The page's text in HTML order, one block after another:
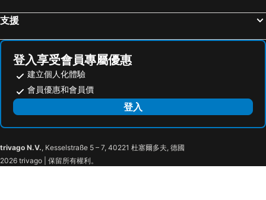
支援
登入享受會員專屬優惠
建立個人化體驗
會員優惠和會員價
登入
trivago N.V., Kesselstraße 5 – 7, 40221 杜塞爾多夫, 德國
2026 trivago | 保留所有權利。